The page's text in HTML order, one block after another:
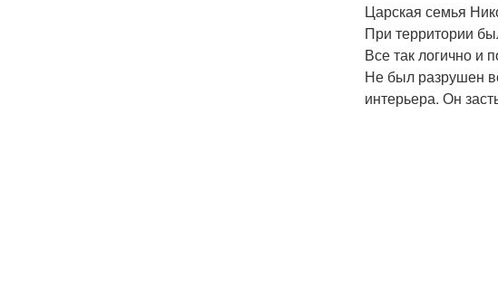
Царская семья
При территории
Все так логично и
Не был разрушен
интерьера. Он